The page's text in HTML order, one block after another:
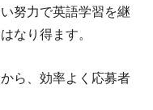
努力で英語学習を継
なり得ます。
ら、効率よく応募者